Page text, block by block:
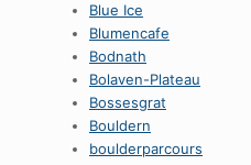
Blue Ice
Blumencafe
Bodnath
Bolaven-Plateau
Bossesgrat
Bouldern
boulderparcours